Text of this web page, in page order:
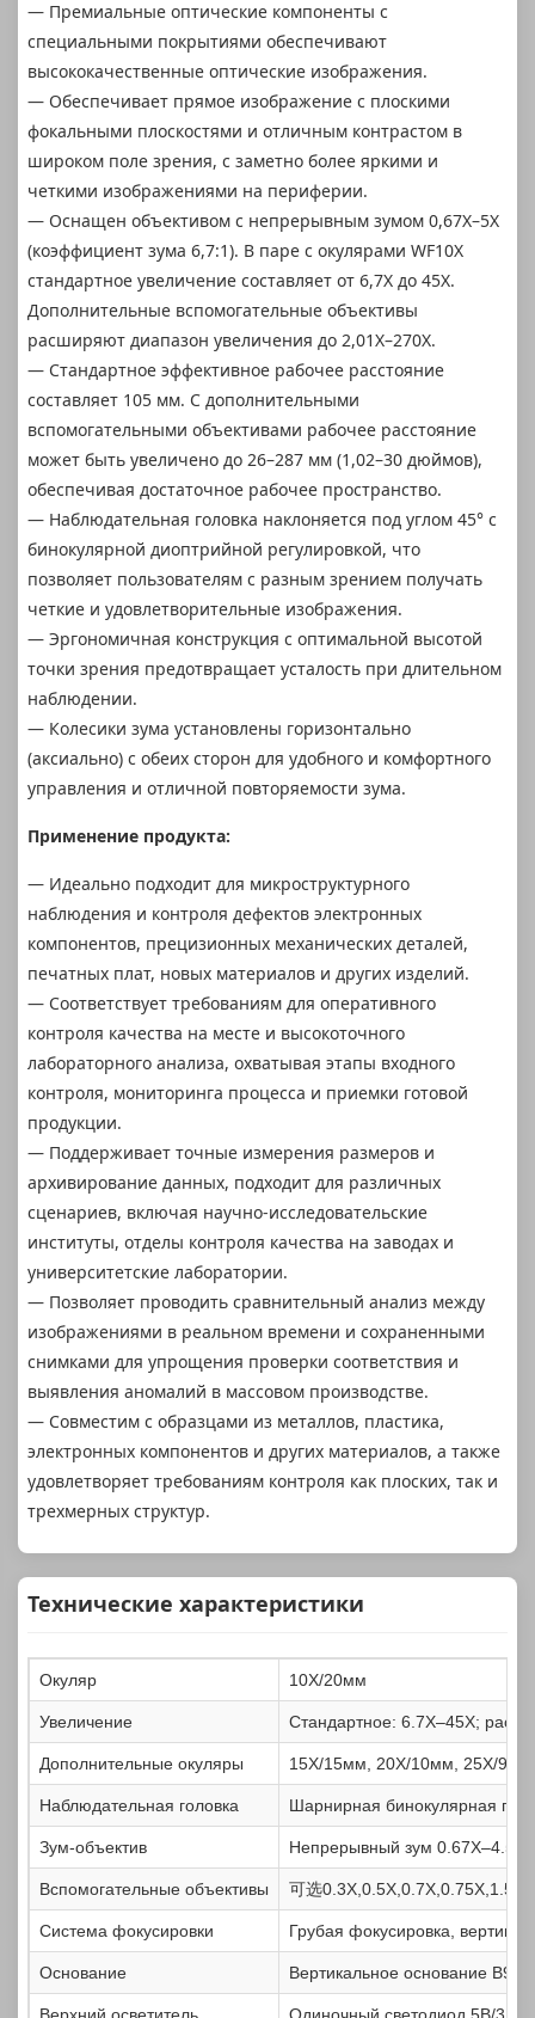
— Премиальные оптические компоненты с
специальными покрытиями обеспечивают
высококачественные оптические изображения.
— Обеспечивает прямое изображение с плоскими
фокальными плоскостями и отличным контрастом в
широком поле зрения, с заметно более яркими и
четкими изображениями на периферии.
— Оснащен объективом с непрерывным зумом 0,67X–5X
(коэффициент зума 6,7:1). В паре с окулярами WF10X
стандартное увеличение составляет от 6,7X до 45X.
Дополнительные вспомогательные объективы
расширяют диапазон увеличения до 2,01X–270X.
— Стандартное эффективное рабочее расстояние
составляет 105 мм. С дополнительными
вспомогательными объективами рабочее расстояние
может быть увеличено до 26–287 мм (1,02–30 дюймов),
обеспечивая достаточное рабочее пространство.
— Наблюдательная головка наклоняется под углом 45° с
бинокулярной диоптрийной регулировкой, что
позволяет пользователям с разным зрением получать
четкие и удовлетворительные изображения.
— Эргономичная конструкция с оптимальной высотой
точки зрения предотвращает усталость при длительном
наблюдении.
— Колесики зума установлены горизонтально
(аксиально) с обеих сторон для удобного и комфортного
управления и отличной повторяемости зума.
Применение продукта:
— Идеально подходит для микроструктурного
наблюдения и контроля дефектов электронных
компонентов, прецизионных механических деталей,
печатных плат, новых материалов и других изделий.
— Соответствует требованиям для оперативного
контроля качества на месте и высокоточного
лабораторного анализа, охватывая этапы входного
контроля, мониторинга процесса и приемки готовой
продукции.
— Поддерживает точные измерения размеров и
архивирование данных, подходит для различных
сценариев, включая научно-исследовательские
институты, отделы контроля качества на заводах и
университетские лаборатории.
— Позволяет проводить сравнительный анализ между
изображениями в реальном времени и сохраненными
снимками для упрощения проверки соответствия и
выявления аномалий в массовом производстве.
— Совместим с образцами из металлов, пластика,
электронных компонентов и других материалов, а также
удовлетворяет требованиям контроля как плоских, так и
трехмерных структур.
Технические характеристики
Окуляр 10X/20мм
Увеличение Стандартное: 6.7X–45X;
Дополнительные окуляры 15X/15мм, 20X/10мм, 25X/
Наблюдательная головка Шарнирная бинокулярная
Зум-объектив Непрерывный зум
Вспомогательные объективы 可选
Система фокусировки Грубая фокусировка,
Основание Вертикальное основание B9